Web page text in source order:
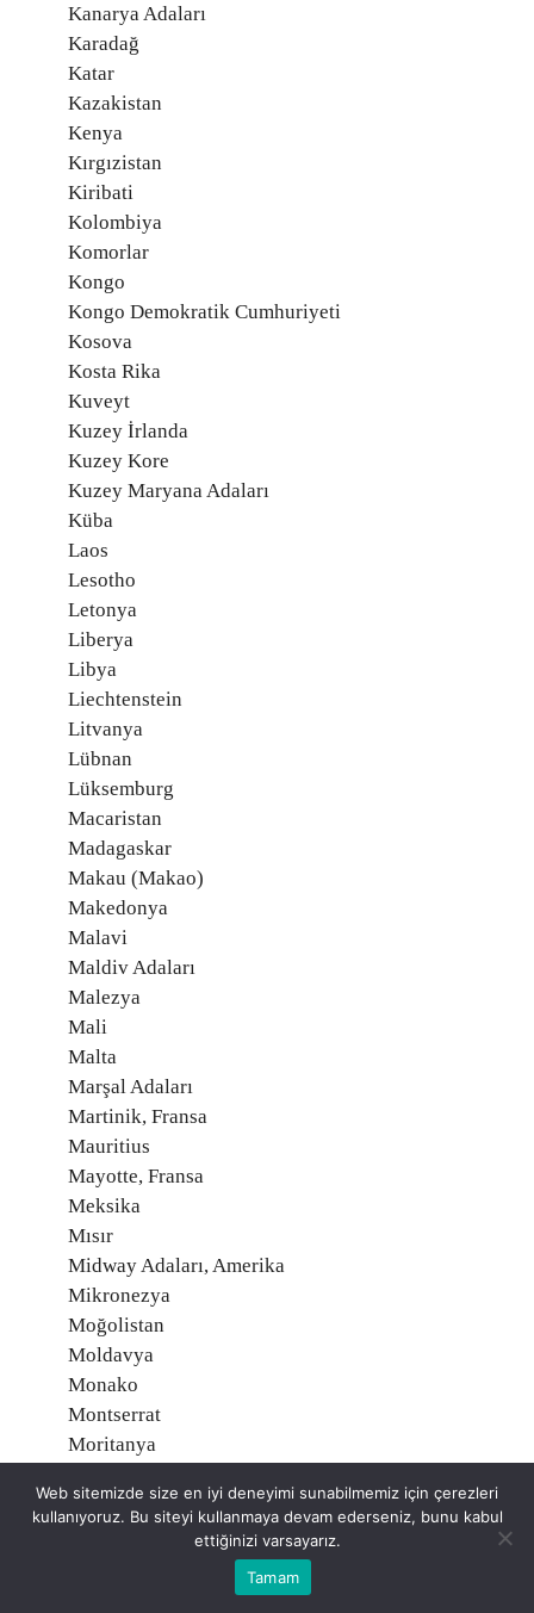
Kanarya Adaları
Karadağ
Katar
Kazakistan
Kenya
Kırgızistan
Kiribati
Kolombiya
Komorlar
Kongo
Kongo Demokratik Cumhuriyeti
Kosova
Kosta Rika
Kuveyt
Kuzey İrlanda
Kuzey Kore
Kuzey Maryana Adaları
Küba
Laos
Lesotho
Letonya
Liberya
Libya
Liechtenstein
Litvanya
Lübnan
Lüksemburg
Macaristan
Madagaskar
Makau (Makao)
Makedonya
Malavi
Maldiv Adaları
Malezya
Mali
Malta
Marşal Adaları
Martinik, Fransa
Mauritius
Mayotte, Fransa
Meksika
Mısır
Midway Adaları, Amerika
Mikronezya
Moğolistan
Moldavya
Monako
Montserrat
Moritanya
Namibia
Nauru
Web sitemizde size en iyi deneyimi sunabilmemiz için çerezleri
kullanıyoruz. Bu siteyi kullanmaya devam ederseniz, bunu kabul
ettiğinizi varsayarız.
Tamam